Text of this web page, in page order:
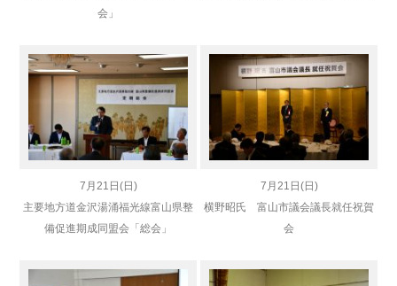
会」
7月21日(日)
主要地方道金沢湯涌福光線富山県整
備促進期成同盟会「総会」
7月21日(日)
横野昭氏 富山市議会議長就任祝賀
会